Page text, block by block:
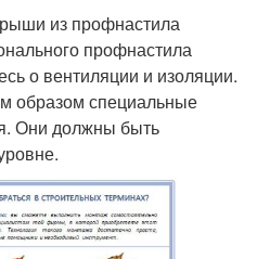
из профнастила
профнастила
о вентиляции и изоляции.
образом специальные
Они должны быть